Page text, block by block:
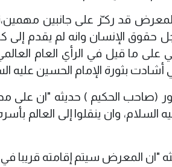
قد ركـّز على جانبين
حقوق الإنسان وانه لم يقدم إلى
على ما قيل في الرأي العام
أشادت بثورة الإمام الحسين عليه
(صاحب الحكيم ) حديثه "ان على
السلام، وان ينقلوا إلى العالم
"ان المعرض سيتم إقامته قريبا